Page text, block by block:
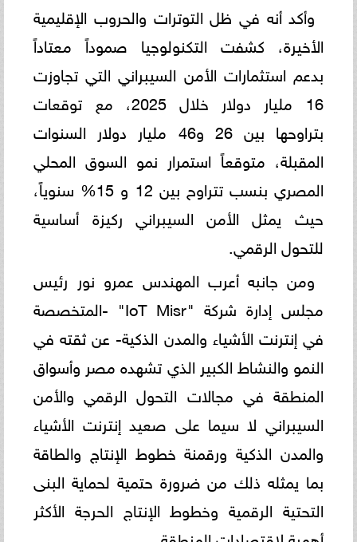
وأكد أنه في ظل التوترات والحروب الإقليمية
الأخيرة، كشفت التكنولوجيا صموداً معتاداً
بدعم استثمارات الأمن السيبراني التي تجاوزت
16 مليار دولار خلال 2025، مع توقعات
بتراوحها بين 26 و46 مليار دولار السنوات
المقبلة، متوقعاً استمرار نمو السوق المحلي
المصري بنسب تتراوح بين 12 و 15% سنوياً،
حيث يمثل الأمن السيبراني ركيزة أساسية
للتحول الرقمي.
ومن جانبه أعرب المهندس عمرو نور رئيس
مجلس إدارة شركة "IoT Misr" -المتخصصة
في إنترنت الأشياء والمدن الذكية- عن ثقته في
النمو والنشاط الكبير الذي تشهده مصر وأسواق
المنطقة في مجالات التحول الرقمي والأمن
السيبراني لا سيما على صعيد إنترنت الأشياء
والمدن الذكية ورقمنة خطوط الإنتاج والطاقة
بما يمثله ذلك من ضرورة حتمية لحماية البنى
التحتية الرقمية وخطوط الإنتاج الحرجة الأكثر